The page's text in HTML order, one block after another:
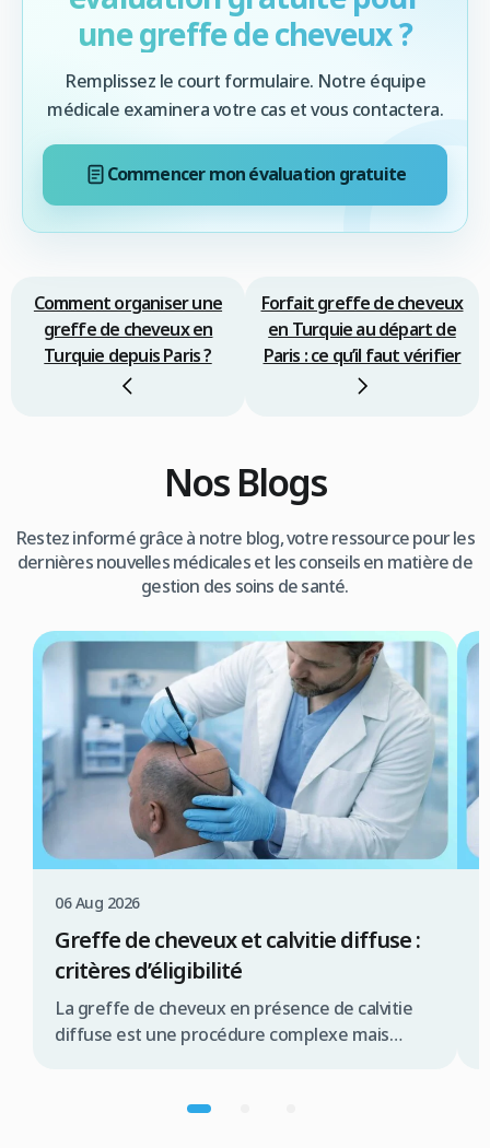
une greffe de cheveux ?
Remplissez le court formulaire. Notre équipe
médicale examinera votre cas et vous contactera.
Commencer mon évaluation gratuite
Comment organiser une
greffe de cheveux en
Turquie depuis Paris ?
Forfait greffe de cheveux
en Turquie au départ de
Paris : ce qu’il faut vérifier
Nos Blogs
Restez informé grâce à notre blog, votre ressource pour les
dernières nouvelles médicales et les conseils en matière de
gestion des soins de santé.
06 Aug 2026
Greffe de cheveux et calvitie diffuse :
critères d’éligibilité
La greffe de cheveux en présence de calvitie
diffuse est une procédure complexe mais
Résumé rapide La greffe de cheveux pour